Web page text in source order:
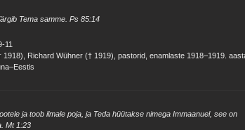
Tema samme. Ps 85:14
11
1918), Richard Wühner († 1919), pastorid, enamlaste 1918–1919.
ja toob ilmale poja, ja Teda hüütakse nimega Immaanuel, see on
Mt 1:23